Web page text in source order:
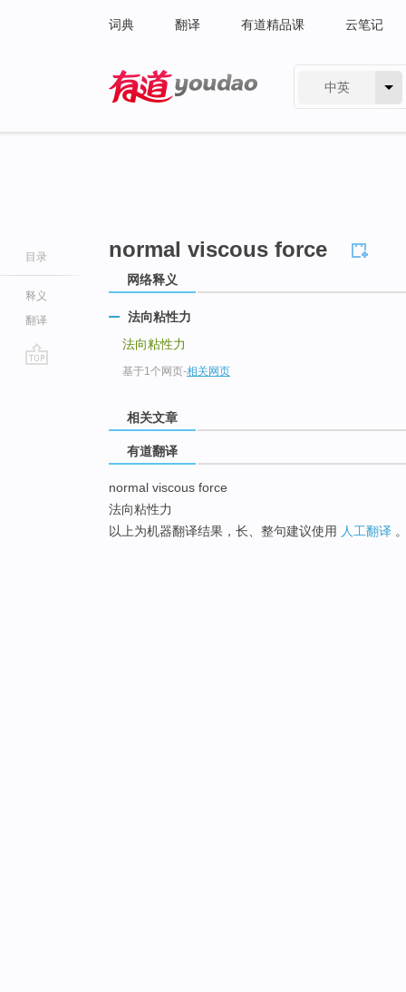
词典 翻译 有道精品课 云笔记
中英
目录
释义
翻译
normal viscous force
网络释义
法向粘性力
法向粘性力
基于1个网页-相关网页
相关文章
有道翻译
normal viscous force
法向粘性力
以上为机器翻译结果，长、整句建议使用 人工翻译